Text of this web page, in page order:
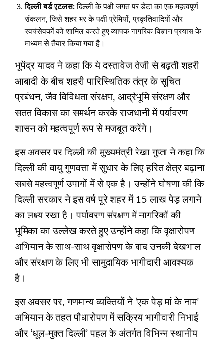
दिल्ली बर्ड एटलस:दिल्ली के पक्षी जगत पर डेटा का एक महत्वपूर्ण
संकलन, जिसे शहर भर के पक्षी प्रेमियों, प्रकृतिवादियों और
स्वयंसेवकों को शामिल करते हुए व्यापक नागरिक विज्ञान प्रयास के
माध्यम से तैयार किया गया है।
भूपेंद्र यादव ने कहा कि ये दस्तावेज तेजी से बढ़ती शहरी
आबादी के बीच शहरी पारिस्थितिक तंत्र के सूचित
प्रबंधन, जैव विविधता संरक्षण, आर्द्रभूमि संरक्षण और
सतत विकास का समर्थन करके राजधानी में पर्यावरण
शासन को महत्वपूर्ण रूप से मजबूत करेंगे।
इस अवसर पर दिल्ली की मुख्यमंत्री रेखा गुप्ता ने कहा कि
दिल्ली की वायु गुणवत्ता में सुधार के लिए हरित क्षेत्र बढ़ाना
सबसे महत्वपूर्ण उपायों में से एक है। उन्होंने घोषणा की कि
दिल्ली सरकार ने इस वर्ष पूरे शहर में 15 लाख पेड़ लगाने
का लक्ष्य रखा है। पर्यावरण संरक्षण में नागरिकों की
भूमिका का उल्लेख करते हुए उन्होंने कहा कि वृक्षारोपण
अभियान के साथ-साथ वृक्षारोपण के बाद उनकी देखभाल
और संरक्षण के लिए भी सामुदायिक भागीदारी आवश्यक
है।
इस अवसर पर, गणमान्य व्यक्तियों ने ‘एक पेड़ मां के नाम’
अभियान के तहत पौधारोपण में सक्रिय भागीदारी निभाई
और ‘धूल-मुक्त दिल्ली’ पहल के अंतर्गत विभिन्न स्थानीय